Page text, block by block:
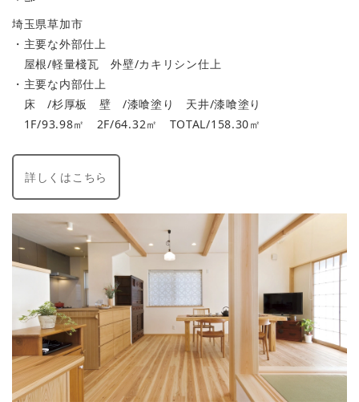
埼玉県草加市
・主要な外部仕上
屋根/軽量棧瓦 外壁/カキリシン仕上
・主要な内部仕上
床 /杉厚板 壁 /漆喰塗り 天井/漆喰塗り
1F/93.98㎡ 2F/64.32㎡ TOTAL/158.30㎡
詳しくはこちら